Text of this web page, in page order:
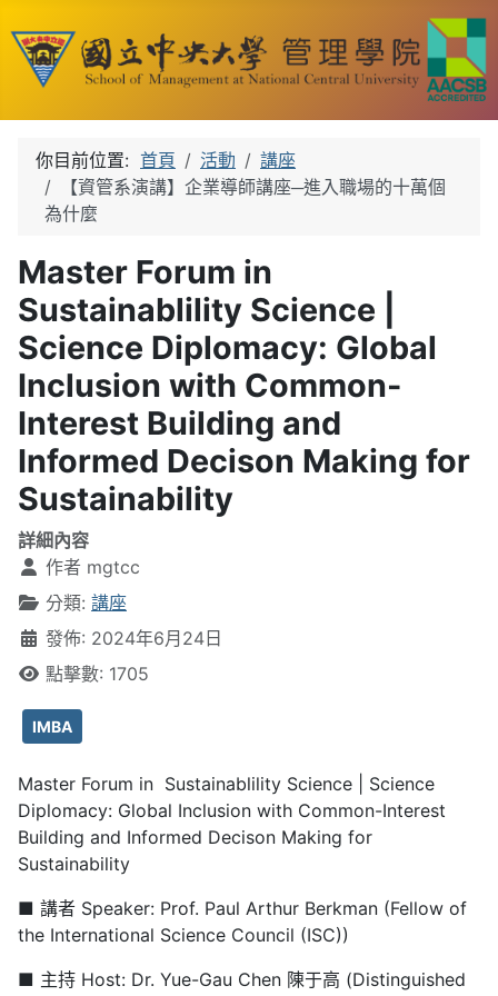
你目前位置: 首頁 活動
講座
【資管系演講】企業導師講座─進入職場的十萬個
為什麼
Master Forum in
Sustainablility Science |
Science Diplomacy: Global
Inclusion with Common-
Interest Building and
Informed Decison Making for
Sustainability
詳細內容
作者 mgtcc
分類: 講座
發佈: 2024年6月24日
點擊數: 1705
IMBA
Master Forum in Sustainablility Science | Science
Diplomacy: Global Inclusion with Common-Interest
Building and Informed Decison Making for
Sustainability
■ 講者 Speaker: Prof. Paul Arthur Berkman (Fellow of
the International Science Council (ISC))
■ 主持 Host: Dr. Yue-Gau Chen 陳于高 (Distinguished